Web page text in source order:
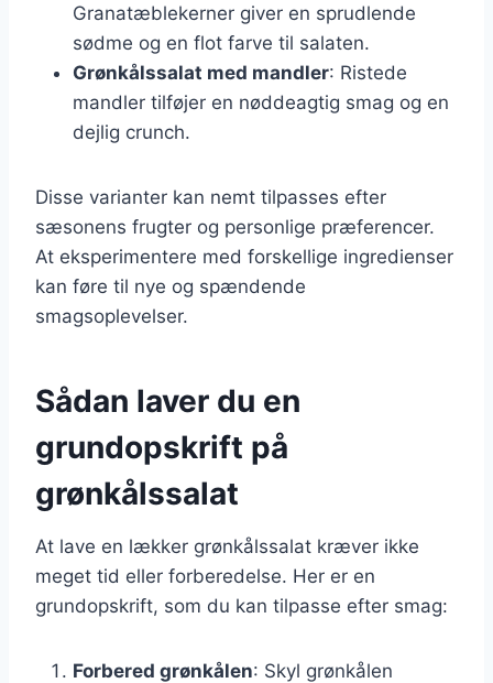
Granatæblekerner giver en sprudlende
sødme og en flot farve til salaten.
Grønkålssalat med mandler: Ristede
mandler tilføjer en nøddeagtig smag og en
dejlig crunch.
Disse varianter kan nemt tilpasses efter
sæsonens frugter og personlige præferencer.
At eksperimentere med forskellige ingredienser
kan føre til nye og spændende
smagsoplevelser.
Sådan laver du en
grundopskrift på
grønkålssalat
At lave en lækker grønkålssalat kræver ikke
meget tid eller forberedelse. Her er en
grundopskrift, som du kan tilpasse efter smag:
Forbered grønkålen: Skyl grønkålen